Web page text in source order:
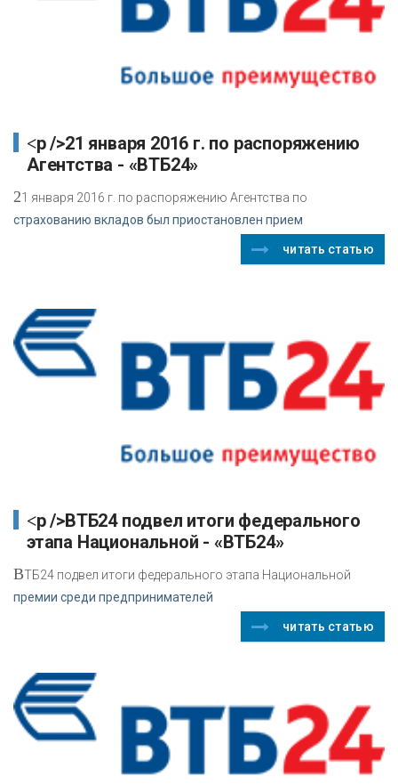
<p />21 января 2016 г. по распоряжению
Агентства - «ВТБ24»
21 января 2016 г. по распоряжению Агентства по
страхованию вкладов был приостановлен прием
читать статью
<p />ВТБ24 подвел итоги федерального
этапа Национальной - «ВТБ24»
ВТБ24 подвел итоги федерального этапа Национальной
премии среди предпринимателей
читать статью